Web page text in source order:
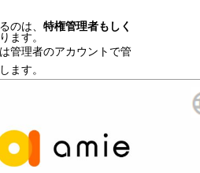
のは、 特権管理者もしく
ます。
管理者のアカウントで管
ます。